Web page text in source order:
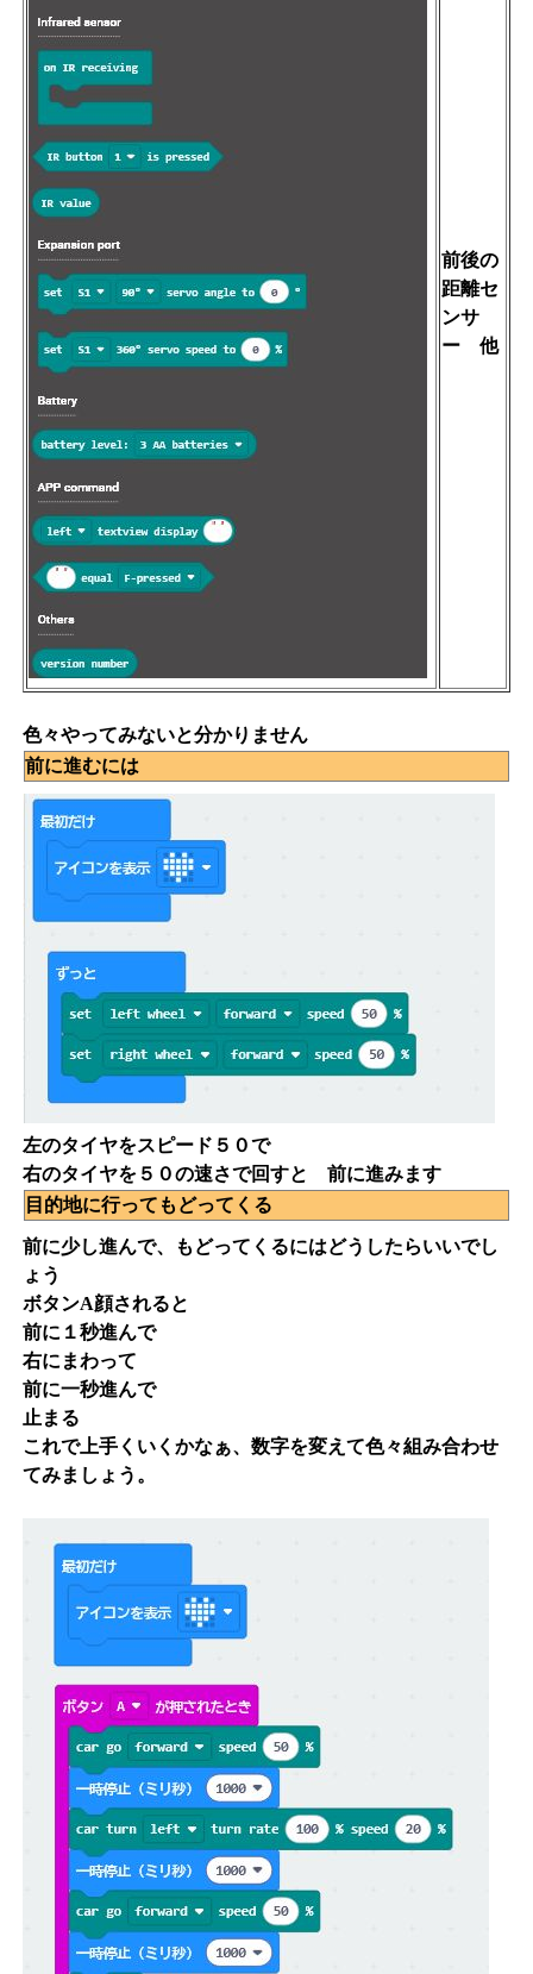
前後の
距離セ
ンサ
ー 他
色々やってみないと分かりません
前に進むには
左のタイヤをスピード５０で
右のタイヤを５０の速さで回すと 前に進みます
目的地に行ってもどってくる
前に少し進んで、もどってくるにはどうしたらいいでし
ょう
ボタンA顔されると
前に１秒進んで
右にまわって
前に一秒進んで
止まる
これで上手くいくかなぁ、数字を変えて色々組み合わせ
てみましょう。